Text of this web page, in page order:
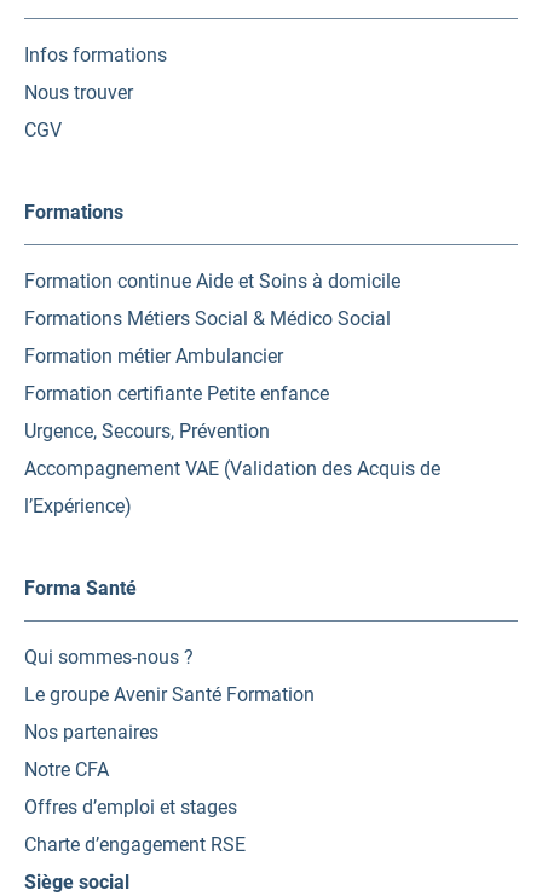
Infos formations
Nous trouver
CGV
Formations
Formation continue Aide et Soins à domicile
Formations Métiers Social & Médico Social
Formation métier Ambulancier
Formation certifiante Petite enfance
Urgence, Secours, Prévention
Accompagnement VAE (Validation des Acquis de
l’Expérience)
Forma Santé
Qui sommes-nous ?
Le groupe Avenir Santé Formation
Nos partenaires
Notre CFA
Offres d’emploi et stages
Charte d’engagement RSE
Siège social